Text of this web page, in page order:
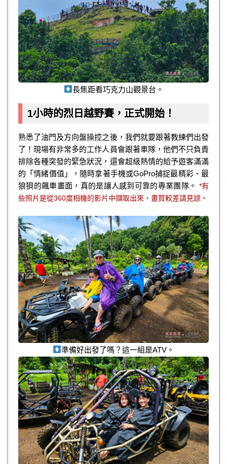
長焦距看巧克力山觀景台。
1小時的烈日越野賽，正式開始！
熟悉了油門及方向盤操控之後，我們就要跟著教練們出發
了！現場有非常多的工作人員會跟著車隊，他們不只負責
排除各種突發的緊急狀況，還會超級熱情的給予遊客滿滿
的「情緒價值」，隨時拿著手機或GoPro捕捉最精彩、最
狼狽的飆車畫面，真的是讓人感到可靠的專業團隊。 *有
些照片是從360度相機的影片中擷取出來，畫質較差請見諒。
準備好出發了嗎？這一組是ATV。